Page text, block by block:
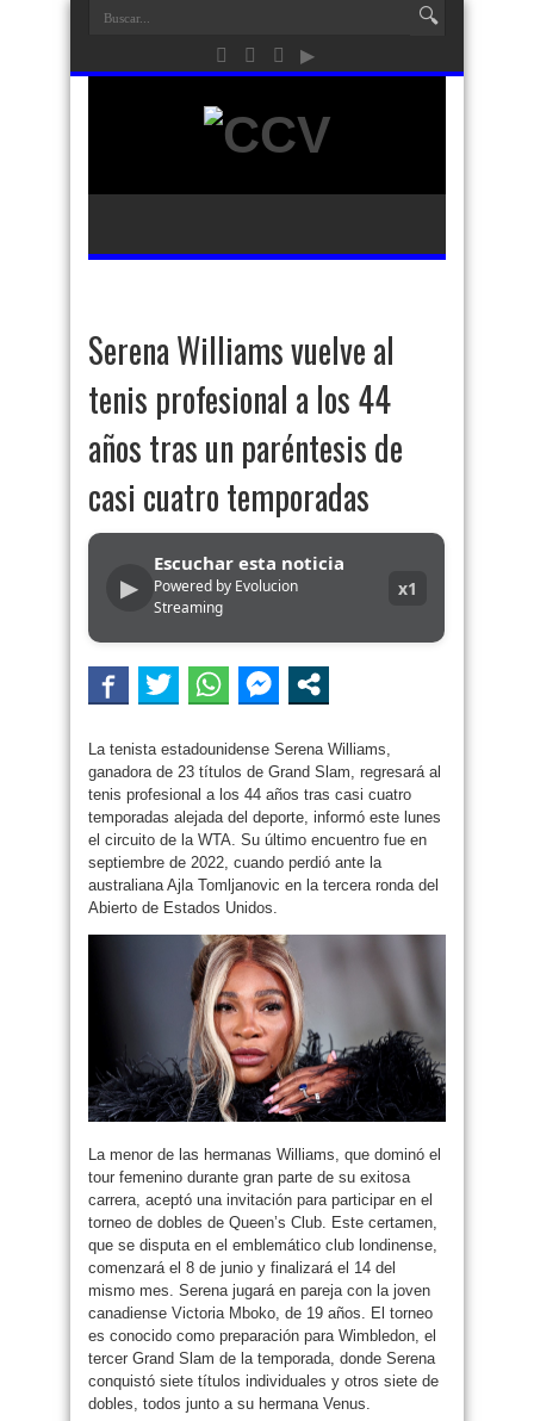
Serena Williams vuelve al
tenis profesional a los 44
años tras un paréntesis de
casi cuatro temporadas
▶
Escuchar esta noticia
Powered by Evolucion
Streaming
x1
La tenista estadounidense Serena Williams,
ganadora de 23 títulos de Grand Slam, regresará al
tenis profesional a los 44 años tras casi cuatro
temporadas alejada del deporte, informó este lunes
el circuito de la WTA. Su último encuentro fue en
septiembre de 2022, cuando perdió ante la
australiana Ajla Tomljanovic en la tercera ronda del
Abierto de Estados Unidos.
La menor de las hermanas Williams, que dominó el
tour femenino durante gran parte de su exitosa
carrera, aceptó una invitación para participar en el
torneo de dobles de Queen’s Club. Este certamen,
que se disputa en el emblemático club londinense,
comenzará el 8 de junio y finalizará el 14 del
mismo mes. Serena jugará en pareja con la joven
canadiense Victoria Mboko, de 19 años. El torneo
es conocido como preparación para Wimbledon, el
tercer Grand Slam de la temporada, donde Serena
conquistó siete títulos individuales y otros siete de
dobles, todos junto a su hermana Venus.